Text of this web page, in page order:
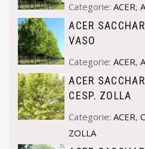
Categorie:ACER,
ACER
VASO
Categorie:ACER,
ACER
CESP. ZOLLA
Categorie:ACER,
ZOLLA